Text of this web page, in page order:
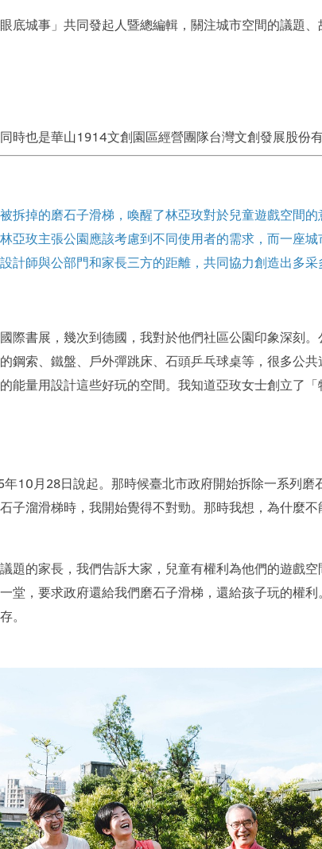
底城事」共同發起人暨總編輯，關注城市空間的議題、
時也是華山1914文創園區經營團隊台灣文創發展股份有
拆掉的磨石子滑梯，喚醒了林亞玫對於兒童遊戲空間
亞玫主張公園應該考慮到不同使用者的需求，而一座
計師與公部門和家長三方的距離，共同協力創造出多采
際書展，幾次到德國，我對於他們社區公園印象深刻
鋼索、鐵盤、戶外彈跳床、石頭乒乓球桌等，很多公
能量用設計這些好玩的空間。我知道亞玫女士創立了
10月28日說起。那時候臺北市政府開始拆除一系列磨
子溜滑梯時，我開始覺得不對勁。那時我想，為什麼
題的家長，我們告訴大家，兒童有權利為他們的遊戲
堂，要求政府還給我們磨石子滑梯，還給孩子玩的權
。